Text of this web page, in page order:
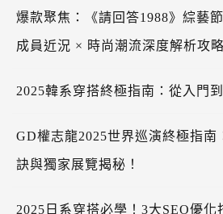
爆款聚焦：《請回答1988》綜藝
成員近況 × 時尚潮流深度解析攻略
2025韓系穿搭終極指南：從入門
GD權志龍2025世界巡演終極指南
訣與獨家展覽揭秘！
2025日系穿搭必學！3大SEO優化